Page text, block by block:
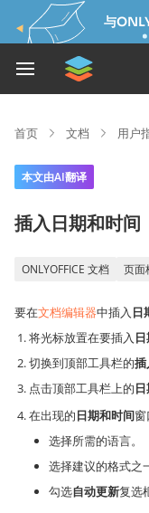
与
首页 文档 用户
本文由AI翻译
插入日期和时间
ONLYOFFICE 文档 页面
要在文档编辑器中插入 日
将光标放置在要插入
切换到顶部工具栏的插
点击顶部工具栏上的
在出现的日期和时间
选择所需的语言。
选择建议的格式之
勾选自动更新复选